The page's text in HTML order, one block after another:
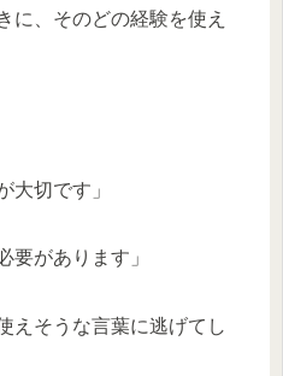
に、そのどの経験を使え
大切です」
要があります」
えそうな言葉に逃げてし